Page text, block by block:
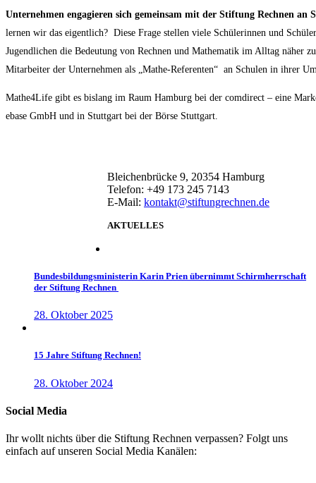
Unternehmen engagieren sich gemeinsam mit der Stiftung Rechnen
lernen wir das eigentlich? Diese Frage stellen viele Schülerinnen und
Jugendlichen die Bedeutung von Rechnen und Mathematik im Alltag näher
Mitarbeiter der Unternehmen als „Mathe-Referenten“ an Schulen in ihrer
Mathe4Life gibt es bislang im Raum Hamburg bei der comdirect – eine
ebase GmbH und in Stuttgart bei der Börse Stuttgart.
Bleichenbrücke 9, 20354 Hamburg
Telefon: +49 173 245 7143
E-Mail: kontakt@stiftungrechnen.de
AKTUELLES
Bundesbildungsministerin Karin Prien übernimmt Schirmherrschaft
der Stiftung Rechnen
28. Oktober 2025
15 Jahre Stiftung Rechnen!
28. Oktober 2024
Social Media
Ihr wollt nichts über die Stiftung Rechnen verpassen? Folgt uns
einfach auf unseren Social Media Kanälen: